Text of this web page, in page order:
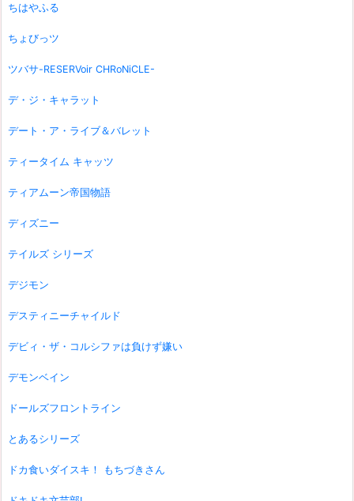
ちはやふる
ちょびっツ
ツバサ-RESERVoir CHRoNiCLE-
デ・ジ・キャラット
デート・ア・ライブ＆バレット
ティータイム キャッツ
ティアムーン帝国物語
ディズニー
テイルズ シリーズ
デジモン
デスティニーチャイルド
デビィ・ザ・コルシファは負けず嫌い
デモンベイン
ドールズフロントライン
とあるシリーズ
ドカ食いダイスキ！ もちづきさん